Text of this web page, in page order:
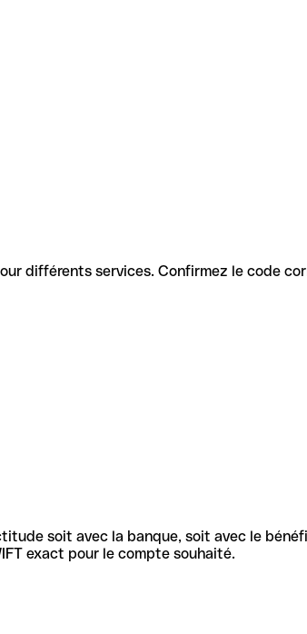
différents services. Confirmez le code
soit avec la banque, soit avec le
exact pour le compte souhaité.